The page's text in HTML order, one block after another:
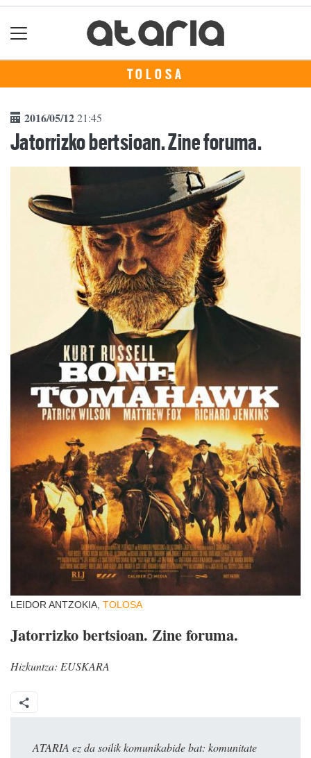
TOLOSA
2016/05/1221:45
Jatorrizko bertsioan. Zine foruma.
LEIDOR ANTZOKIA, TOLOSA
Jatorrizko bertsioan. Zine foruma.
Hizkuntza: EUSKARA
ATARIA ez da soilik komunikabide bat: komunitate